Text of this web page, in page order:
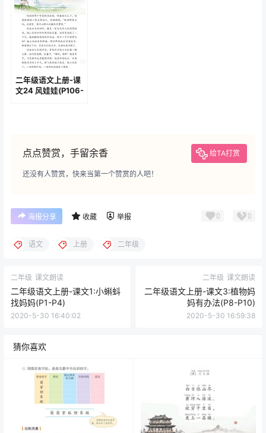
二年级语文上册-课
文24 风娃娃(P106-
点点赞赏，手留余香 给TA打赏
还没有人赞赏，快来当第一个赞赏的人吧！
海报分享 收藏 举报 0 0
语文 上册 二年级
二年级 课文朗读
二年级语文上册-课文1:小蝌蚪
找妈妈(P1-P4)
2020-5-30 16:40:02
二年级 课文朗读
二年级语文上册-课文3:植物妈
妈有办法(P8-P10)
2020-5-30 16:59:38
猜你喜欢